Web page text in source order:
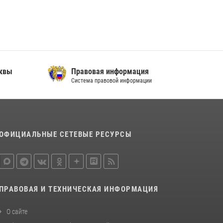
Правовая информация
Система правовой информации
СЕТЕВЫЕ РЕСУРСЫ
ПРАВОВАЯ И ТЕХНИЧЕСКАЯ ИНФОРМАЦИЯ
О сайте